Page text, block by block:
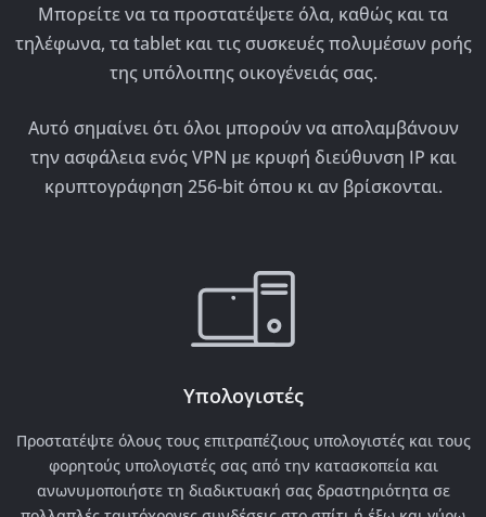
Μπορείτε να τα προστατέψετε όλα, καθώς και τα
τηλέφωνα, τα tablet και τις συσκευές πολυμέσων ροής
της υπόλοιπης οικογένειάς σας.
Αυτό σημαίνει ότι όλοι μπορούν να απολαμβάνουν
την ασφάλεια ενός VPN με κρυφή διεύθυνση IP και
κρυπτογράφηση 256-bit όπου κι αν βρίσκονται.
Υπολογιστές
Προστατέψτε όλους τους επιτραπέζιους υπολογιστές και τους
φορητούς υπολογιστές σας από την κατασκοπεία και
ανωνυμοποιήστε τη διαδικτυακή σας δραστηριότητα σε